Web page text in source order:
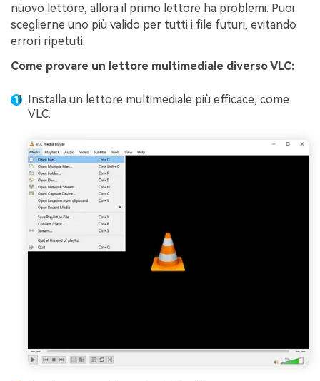
nuovo lettore, allora il primo lettore ha problemi. Puoi
sceglierne uno più valido per tutti i file futuri, evitando
errori ripetuti.
Come provare un lettore multimediale diversoVLC:
Installa un lettore multimediale più efficace, come
VLC.